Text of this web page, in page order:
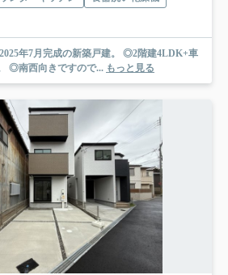
年7月完成の新築戸建。 ◎2階建4LDK+車
◎南西向きですので... もっと見る